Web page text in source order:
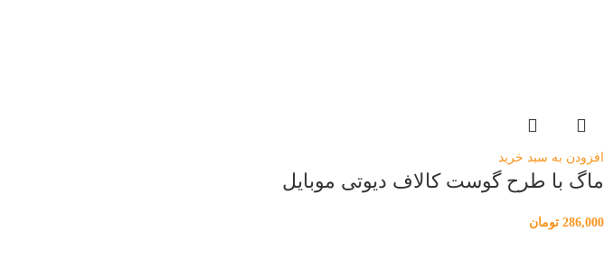
افزودن به سبد خرید
ماگ با طرح گوست کالاف دیوتی موبایل
286,000 تومان